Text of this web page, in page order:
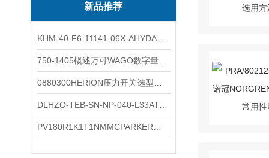
新品推荐